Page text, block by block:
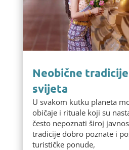
Neobične
svijeta
U svakom kutku planeta
običaje i rituale koji su
često nepoznati široj
tradicije dobro poznate i
turističke ponude,